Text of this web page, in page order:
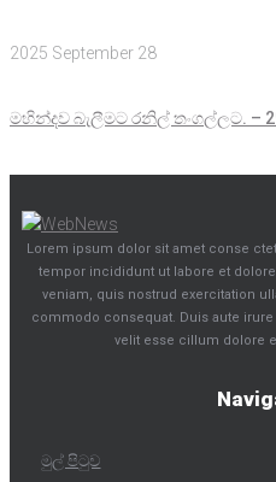
2025 September 28
මහින්දව බැලීමට රනිල් තංගල්ලට. –
Lorem ipsum dolor sit amet conse
tempor incididunt ut labore et
veniam, quis nostrud exercitation
commodo consequat. Duis aute
velit esse cillum dolore
මුල් පිටුව